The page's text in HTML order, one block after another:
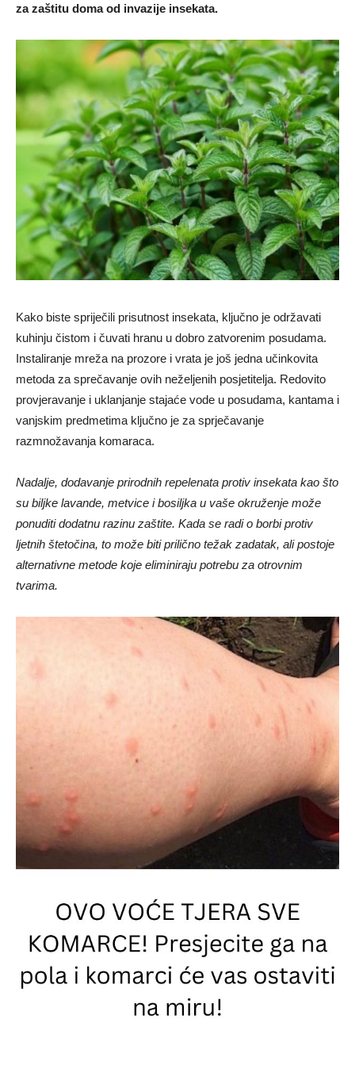
za zaštitu doma od invazije insekata.
Kako biste spriječili prisutnost insekata, ključno je održavati
kuhinju čistom i čuvati hranu u dobro zatvorenim posudama.
Instaliranje mreža na prozore i vrata je još jedna učinkovita
metoda za sprečavanje ovih neželjenih posjetitelja. Redovito
provjeravanje i uklanjanje stajaće vode u posudama, kantama i
vanjskim predmetima ključno je za sprječavanje
razmnožavanja komaraca.
Nadalje, dodavanje prirodnih repelenata protiv insekata kao što
su biljke lavande, metvice i bosiljka u vaše okruženje može
ponuditi dodatnu razinu zaštite. Kada se radi o borbi protiv
ljetnih štetočina, to može biti prilično težak zadatak, ali postoje
alternativne metode koje eliminiraju potrebu za otrovnim
tvarima.